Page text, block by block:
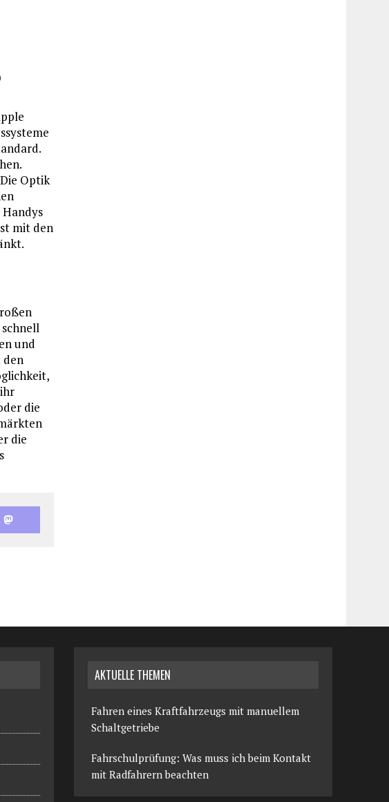
Optik
mit den
und
den
die
die
AKTUELLE THEMEN
Fahren eines Kraftfahrzeugs mit manuellem
Schaltgetriebe
Fahrschulprüfung: Was muss ich beim Kontakt
mit Radfahrern beachten